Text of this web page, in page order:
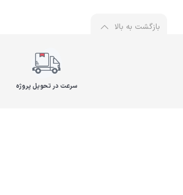
بازگشت به بالا
سرعت در تحویل پروژه